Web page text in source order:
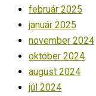
február 2025
január 2025
november 2024
október 2024
august 2024
júl 2024